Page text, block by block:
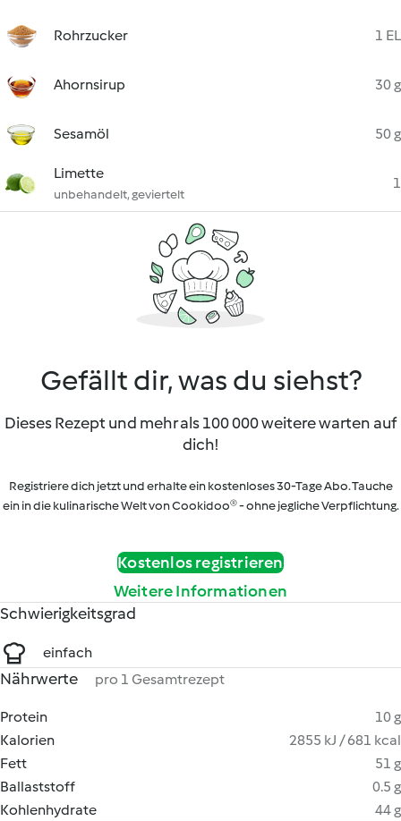
Rohrzucker 1 EL
Ahornsirup 30 g
Sesamöl 50 g
Limette
unbehandelt, geviertelt
1
Gefällt dir, was du siehst?
Dieses Rezept und mehr als 100 000 weitere warten auf
dich!
Registriere dich jetzt und erhalte ein kostenloses 30-Tage Abo. Tauche
ein in die kulinarische Welt von Cookidoo® - ohne jegliche Verpflichtung.
Kostenlos registrieren
Weitere Informationen
Schwierigkeitsgrad
einfach
Nährwerte pro 1 Gesamtrezept
Protein
10 g
Kalorien
2855 kJ / 681 kcal
Fett
51 g
Ballaststoff
0.5 g
Kohlenhydrate
44 g